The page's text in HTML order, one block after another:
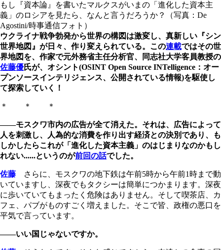
もし『資本論』を書いたマルクスがいまの「進化した資本主
義」のロシアを見たら、なんと言うだろうか？（写真：De
Agostini/時事通信フォト）
ウクライナ戦争勃発から世界の構図は激変し、真新しい『シン
世界地図』が日々、作り変えられている。この連載ではその世
界地図を、作家で元外務省主任分析官、同志社大学客員教授の
佐藤優氏が、オシント(OSINT Open Source INTelligence：オー
プンソースインテリジェンス、公開されている情報)を駆使し
て探索していく！
＊ ＊ ＊
――モスクワ市内の広告が全て消えた。それは、広告によって
人を刺激し、人為的な消費を作り出す経済との決別であり、も
しかしたらこれが「進化した資本主義」のはじまりなのかもし
れない......というのが前回の話でした。
佐藤 さらに、モスクワの地下鉄は午前5時から午前1時まで動
いていますし、深夜でもタクシーは簡単につかまります。深夜
に歩いていてもまったく危険はありません。そして喫茶店、カ
フェ、パブがものすごく増えました。そこで皆、政権の悪口を
平気で言っています。
――いい国じゃないですか。